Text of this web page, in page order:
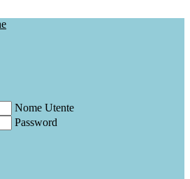
Nome Utente
Password